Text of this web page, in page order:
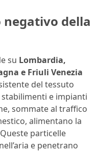
negativo della
su Lombardia,
e Friuli Venezia
del tessuto
e impianti
sommate al traffico
alimentano la
particelle
e penetrano